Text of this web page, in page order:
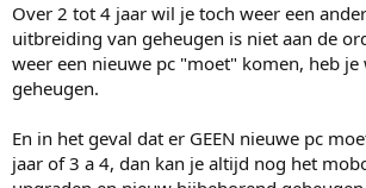
Over 2 tot 4 jaar wil je toch weer een
uitbreiding van geheugen is niet aan de
weer een nieuwe pc "moet" komen, heb je
geheugen.
En in het geval dat er GEEN nieuwe pc
jaar of 3 a 4, dan kan je altijd nog het